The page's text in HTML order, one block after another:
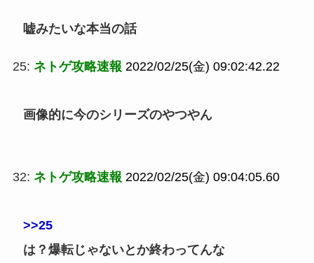
嘘みたいな本当の話
25: ネトゲ攻略速報 2022/02/25(金) 09:02:42.22
画像的に今のシリーズのやつやん
32: ネトゲ攻略速報 2022/02/25(金) 09:04:05.60
>>25
は？爆転じゃないとか終わってんな